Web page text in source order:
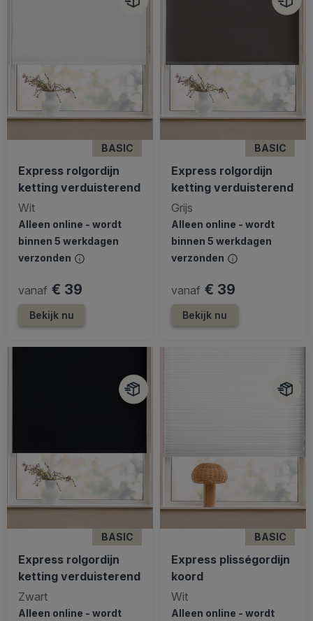
BASIC
Express rolgordijn
ketting verduisterend
Wit
Alleen online - wordt
binnen 5 werkdagen
verzonden
vanaf € 39
Bekijk nu
BASIC
Express rolgordijn
ketting verduisterend
Grijs
Alleen online - wordt
binnen 5 werkdagen
verzonden
vanaf € 39
Bekijk nu
BASIC
Express rolgordijn
ketting verduisterend
Zwart
Alleen online - wordt
BASIC
Express plisségordijn
koord
Wit
Alleen online - wordt